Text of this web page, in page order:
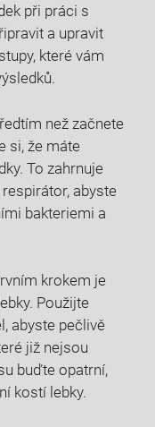
při práci s
a upravit
které vám
než začnete
si, že máte
To zahrnuje
abyste
bakteriemi a
krokem je
Použijte
abyste pečlivě
již nejsou
buďte opatrní,
kostí lebky.